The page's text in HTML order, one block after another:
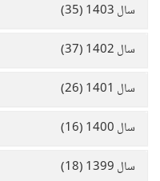
سال 1403 (35)
سال 1402 (37)
سال 1401 (26)
سال 1400 (16)
سال 1399 (18)